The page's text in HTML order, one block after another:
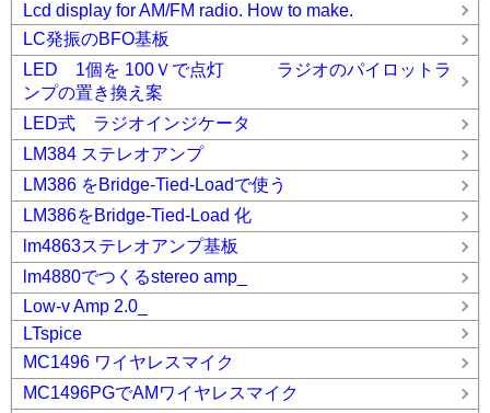
Lcd display for AM/FM radio. How to make.
LC発振のBFO基板
LED 1個を 100Ｖで点灯 ラジオのパイロットラ
ンプの置き換え案
LED式 ラジオインジケータ
LM384 ステレオアンプ
LM386 をBridge-Tied-Loadで使う
LM386をBridge-Tied-Load 化
lm4863ステレオアンプ基板
lm4880でつくるstereo amp_
Low-v Amp 2.0_
LTspice
MC1496 ワイヤレスマイク
MC1496PGでAMワイヤレスマイク